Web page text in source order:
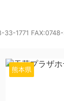
33-1771
熊本県